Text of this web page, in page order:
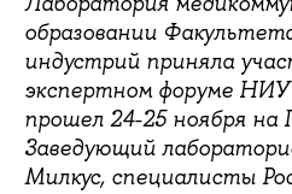
образовании
индустрий приняла
экспертном форуме
прошел 24-25 ноября на
Заведующий
Милкус, специалисты